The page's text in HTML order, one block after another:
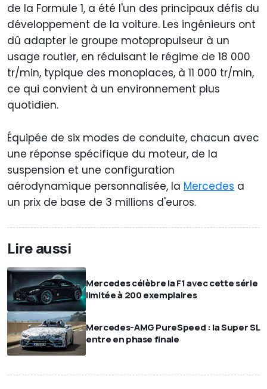
de la Formule 1, a été l'un des principaux défis du
développement de la voiture. Les ingénieurs ont
dû adapter le groupe motopropulseur à un
usage routier, en réduisant le régime de 18 000
tr/min, typique des monoplaces, à 11 000 tr/min,
ce qui convient à un environnement plus
quotidien.
Équipée de six modes de conduite, chacun avec
une réponse spécifique du moteur, de la
suspension et une configuration
aérodynamique personnalisée, la Mercedes a
un prix de base de 3 millions d'euros.
Lire aussi
Mercedes célèbre la F1 avec cette série
limitée à 200 exemplaires
Mercedes-AMG PureSpeed ​​: la Super SL
entre en phase finale